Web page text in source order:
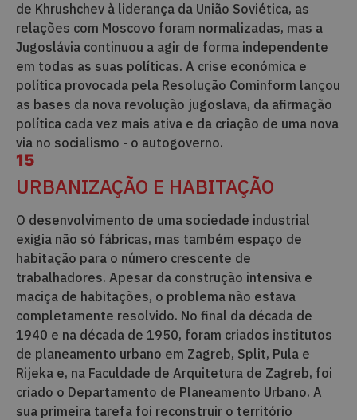
de Khrushchev à liderança da União Soviética, as
relações com Moscovo foram normalizadas, mas a
Jugoslávia continuou a agir de forma independente
em todas as suas políticas. A crise económica e
política provocada pela Resolução Cominform lançou
as bases da nova revolução jugoslava, da afirmação
política cada vez mais ativa e da criação de uma nova
via no socialismo - o autogoverno.
15
URBANIZAÇÃO E HABITAÇÃO
O desenvolvimento de uma sociedade industrial
exigia não só fábricas, mas também espaço de
habitação para o número crescente de
trabalhadores. Apesar da construção intensiva e
maciça de habitações, o problema não estava
completamente resolvido. No final da década de
1940 e na década de 1950, foram criados institutos
de planeamento urbano em Zagreb, Split, Pula e
Rijeka e, na Faculdade de Arquitetura de Zagreb, foi
criado o Departamento de Planeamento Urbano. A
sua primeira tarefa foi reconstruir o território